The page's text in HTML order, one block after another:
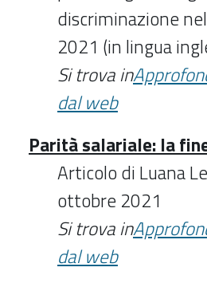
discriminazione
2021 (in lingua
Si trova in
dal web
Parità salariale: la
Articolo di Luana
ottobre 2021
Si trova in
dal web